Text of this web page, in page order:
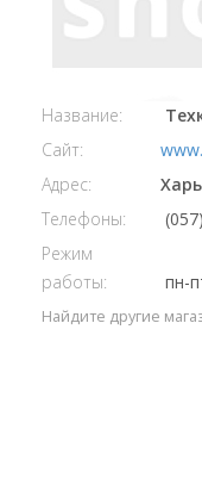
Название:
Сайт:
Адрес:
Телефоны:
Режим
работы:
пн-
Найдите другие